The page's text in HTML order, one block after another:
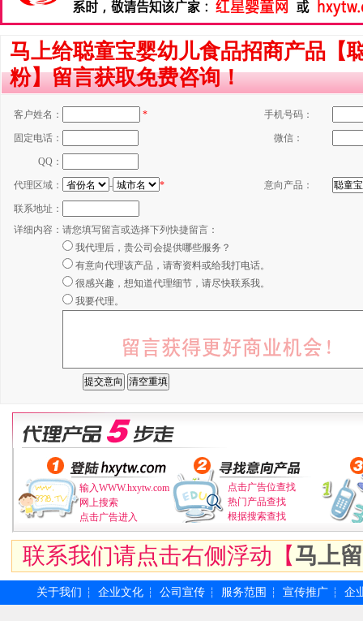
马上给聪童宝婴幼儿食品招商产品【
粉】留言获取免费咨询！
客户姓名： * 手机号码：
固定电话： 微信：
QQ：
代理区域： - * 意向产品：
联系地址：
详细内容： 请您填写留言或选择下列快捷留言：
我代理后，贵公司会提供哪些服务？
有意向代理该产品，请寄资料或给我打电话。
很感兴趣，想知道代理细节，请尽快联系我。
我要代理。
输入WWW.hxytw.com
网上搜索
点击广告进入
点击广告位查找
热门产品查找
根据搜索查找
联系我们请点击右侧浮动【马上
关于我们 ┆ 企业文化 ┆ 公司宣传 ┆ 服务范围 ┆ 宣传推广 ┆ 企